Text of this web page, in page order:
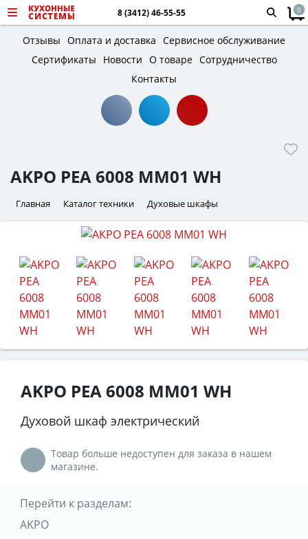
8 (3412) 46-55-55 0
Отзывы Оплата и доставка Сервисное обслуживание
Сертификаты
Новости О товаре Сотрудничество
Контакты
AKPO PEA 6008 MM01 WH
Главная Каталог техники Духовые шкафы
AKPO PEA 6008 MM01 WH
Духовой шкаф электрический
Товар больше недоступен для заказа в нашем
магазине.
Перейти к разделам:
AKPO